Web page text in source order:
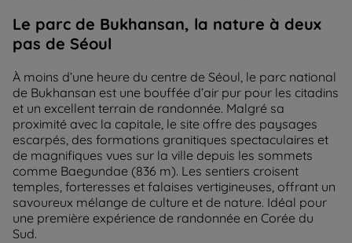
Le parc de Bukhansan, la nature à deux
pas de Séoul
À moins d’une heure du centre de Séoul, le parc national
de Bukhansan est une bouffée d’air pur pour les citadins
et un excellent terrain de randonnée. Malgré sa
proximité avec la capitale, le site offre des paysages
escarpés, des formations granitiques spectaculaires et
de magnifiques vues sur la ville depuis les sommets
comme Baegundae (836 m). Les sentiers croisent
temples, forteresses et falaises vertigineuses, offrant un
savoureux mélange de culture et de nature. Idéal pour
une première expérience de randonnée en Corée du
Sud.